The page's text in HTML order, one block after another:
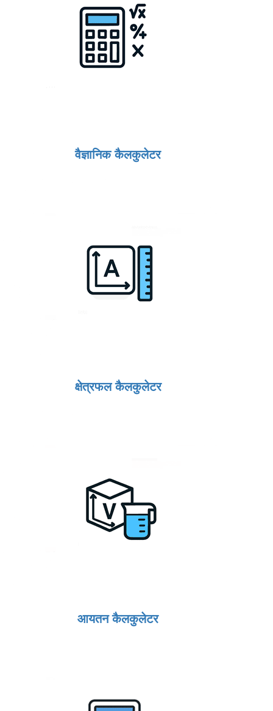
वैज्ञानिक कैलकुलेटर
क्षेत्रफल कैलकुलेटर
आयतन कैलकुलेटर